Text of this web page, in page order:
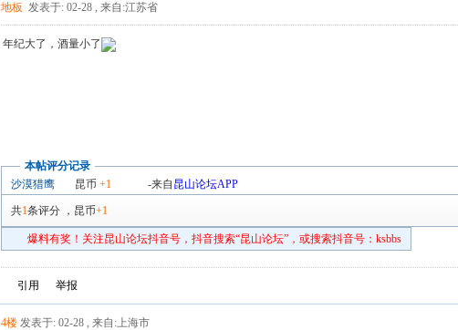
地板 发表于: 02-28 , 来自:江苏省
年纪大了，酒量小了
本帖评分记录
沙漠猎鹰
昆币 +1 -来自 昆山论坛APP
共1条评分 ， 昆币+1
爆料有奖！关注昆山论坛抖音号，抖音搜索“昆山论坛”，或搜索抖音号：ksbbs
引用 举报
4楼 发表于: 02-28 , 来自:上海市